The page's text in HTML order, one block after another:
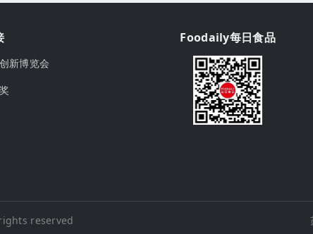
新博览会
Foodaily每日食品
reserved